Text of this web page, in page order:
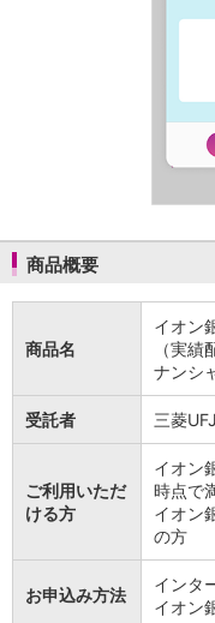
商品概要
商品名
イオン
（実
ナンシ
受託者 三菱
ご利用いただ
ける方
イオン
時点で
イオン
の方
お申込み方法
インタ
イオン